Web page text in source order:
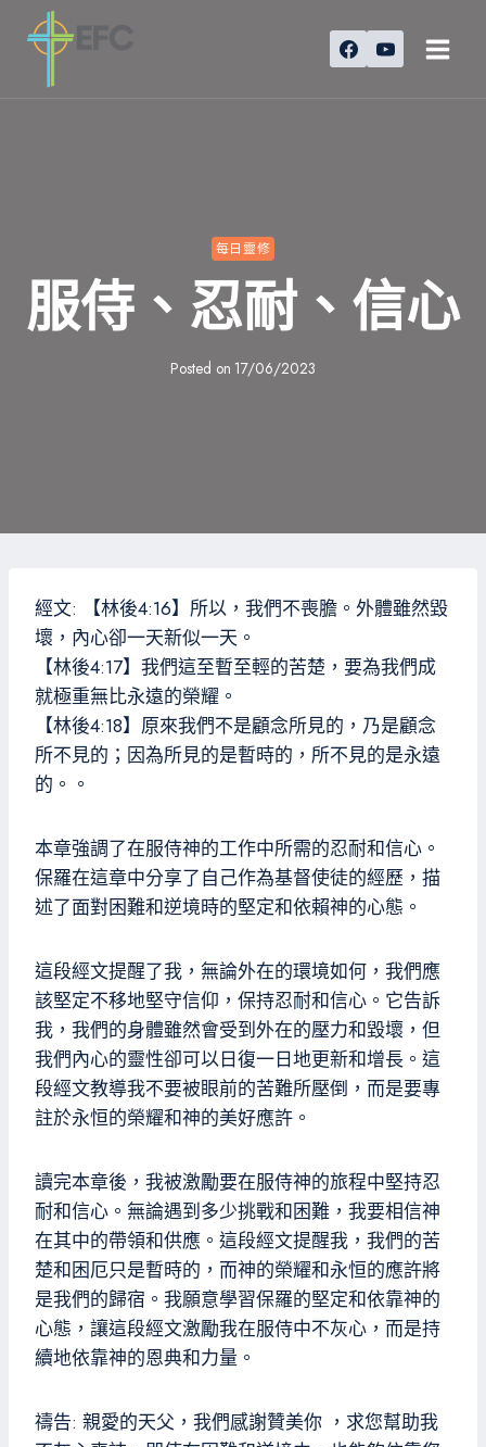
每日靈修
服侍、忍耐、信心
Posted on 17/06/2023
經文: 【林後4:16】所以，我們不喪膽。外體雖然毀
壞，內心卻一天新似一天。
【林後4:17】我們這至暫至輕的苦楚，要為我們成
就極重無比永遠的榮耀。
【林後4:18】原來我們不是顧念所見的，乃是顧念
所不見的；因為所見的是暫時的，所不見的是永遠
的。。
本章強調了在服侍神的工作中所需的忍耐和信心。
保羅在這章中分享了自己作為基督使徒的經歷，描
述了面對困難和逆境時的堅定和依賴神的心態。
這段經文提醒了我，無論外在的環境如何，我們應
該堅定不移地堅守信仰，保持忍耐和信心。它告訴
我，我們的身體雖然會受到外在的壓力和毀壞，但
我們內心的靈性卻可以日復一日地更新和增長。這
段經文教導我不要被眼前的苦難所壓倒，而是要專
註於永恒的榮耀和神的美好應許。
讀完本章後，我被激勵要在服侍神的旅程中堅持忍
耐和信心。無論遇到多少挑戰和困難，我要相信神
在其中的帶領和供應。這段經文提醒我，我們的苦
楚和困厄只是暫時的，而神的榮耀和永恒的應許將
是我們的歸宿。我願意學習保羅的堅定和依靠神的
心態，讓這段經文激勵我在服侍中不灰心，而是持
續地依靠神的恩典和力量。
禱告: 親愛的天父，我們感謝贊美你 ，求您幫助我